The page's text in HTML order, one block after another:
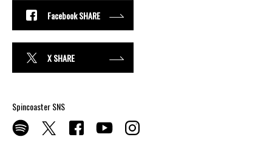
Facebook SHARE
X SHARE
Spincoaster SNS